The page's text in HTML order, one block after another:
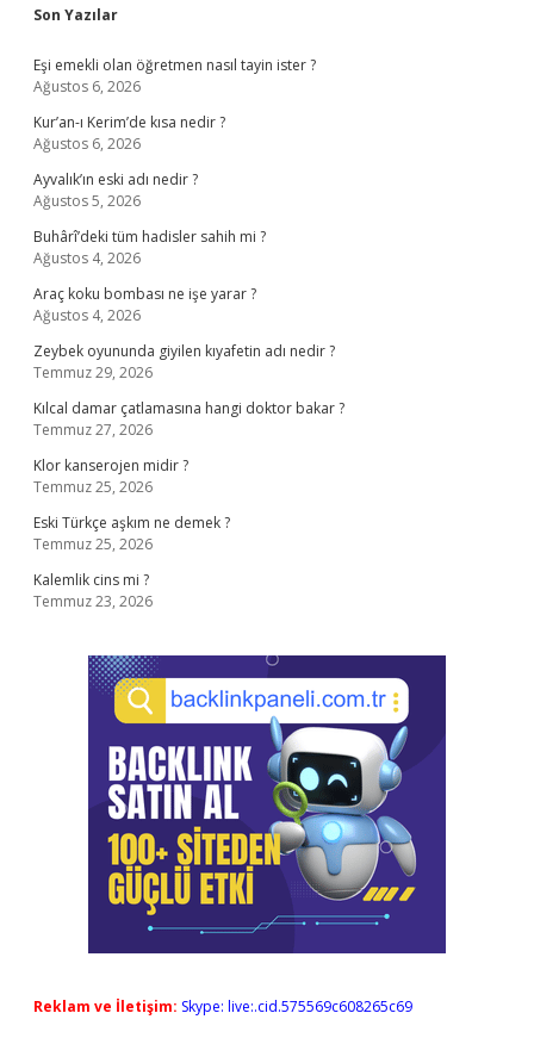
Sidebar
Son Yazılar
Eşi emekli olan öğretmen nasıl tayin ister ?
Ağustos 6, 2026
Kur’an-ı Kerim’de kısa nedir ?
Ağustos 6, 2026
Ayvalık’ın eski adı nedir ?
Ağustos 5, 2026
Buhârî’deki tüm hadisler sahih mi ?
Ağustos 4, 2026
Araç koku bombası ne işe yarar ?
Ağustos 4, 2026
Zeybek oyununda giyilen kıyafetin adı nedir ?
Temmuz 29, 2026
Kılcal damar çatlamasına hangi doktor bakar ?
Temmuz 27, 2026
Klor kanserojen midir ?
Temmuz 25, 2026
Eski Türkçe aşkım ne demek ?
Temmuz 25, 2026
Kalemlik cins mi ?
Temmuz 23, 2026
Reklam ve İletişim: Skype: live:.cid.575569c608265c69